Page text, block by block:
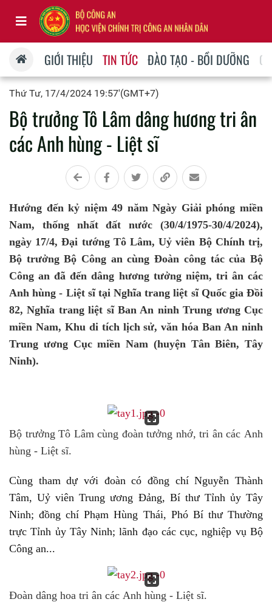
GIỚI THIỆU TIN TỨC ĐÀO TẠO - BỒI DƯỠNG
Thứ Tư, 17/4/2024 19:57'(GMT+7)
Bộ trưởng Tô Lâm dâng hương tri ân
các Anh hùng - Liệt sĩ
Hướng đến kỷ niệm 49 năm Ngày Giải phóng miền
Nam, thống nhất đất nước (30/4/1975-30/4/2024),
ngày 17/4, Đại tướng Tô Lâm, Uỷ viên Bộ Chính trị,
Bộ trưởng Bộ Công an cùng Đoàn công tác của Bộ
Công an đã đến dâng hương tưởng niệm, tri ân các
Anh hùng - Liệt sĩ tại Nghĩa trang liệt sĩ Quốc gia Đồi
82, Nghĩa trang liệt sĩ Ban An ninh Trung ương Cục
miền Nam, Khu di tích lịch sử, văn hóa Ban An ninh
Trung ương Cục miền Nam (huyện Tân Biên, Tây
Ninh).
Bộ trưởng Tô Lâm cùng đoàn tưởng nhớ, tri ân các Anh
hùng - Liệt sĩ.
Cùng tham dự với đoàn có đồng chí Nguyễn Thành
Tâm, Uỷ viên Trung ương Đảng, Bí thư Tỉnh ủy Tây
Ninh; đồng chí Phạm Hùng Thái, Phó Bí thư Thường
trực Tỉnh ủy Tây Ninh; lãnh đạo các cục, nghiệp vụ Bộ
Công an...
Đoàn dâng hoa tri ân các Anh hùng - Liệt sĩ.